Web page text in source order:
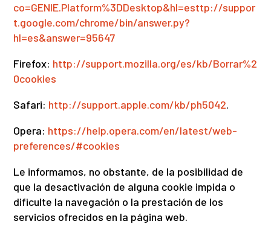
co=GENIE.Platform%3DDesktop&hl=esttp://suppor
t.google.com/chrome/bin/answer.py?
hl=es&answer=95647
Firefox: http://support.mozilla.org/es/kb/Borrar%2
0cookies
Safari: http://support.apple.com/kb/ph5042.
Opera: https://help.opera.com/en/latest/web-
preferences/#cookies
Le informamos, no obstante, de la posibilidad de
que la desactivación de alguna cookie impida o
dificulte la navegación o la prestación de los
servicios ofrecidos en la página web.